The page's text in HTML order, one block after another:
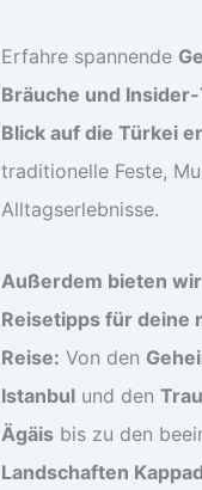
Erfahre spannende
Bräuche und
Blick auf die Türkei
traditionelle Feste,
Alltagserlebnisse.
Außerdem bieten
Reisetipps für deine
Reise: Von den
Istanbul und den
Ägäis bis zu den
Landschaften